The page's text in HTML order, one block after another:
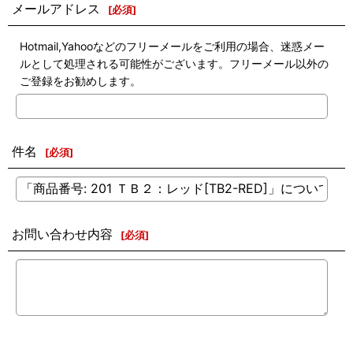
メールアドレス [必須]
Hotmail,Yahooなどのフリーメールをご利用の場合、迷惑メー
ルとして処理される可能性がございます。フリーメール以外の
ご登録をお勧めします。
件名 [必須]
お問い合わせ内容 [必須]